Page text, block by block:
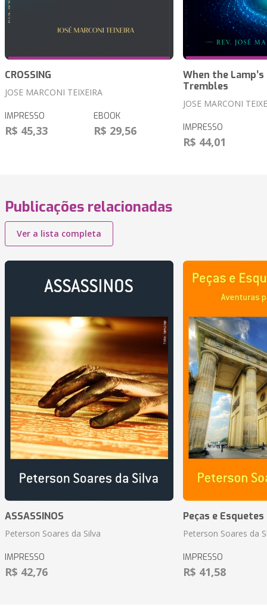
CROSSING
JOSE MARCONI TEIXEIRA
IMPRESSO
R$ 45,33
EBOOK
R$ 29,56
When the
Trembles
JOSE MARCONI
IMPRESSO
R$ 44,01
Publicações relacionadas
Ver a lista completa
ASSASSINOS
Peterson Soares da Silva
IMPRESSO
R$ 42,76
Peças e
Peterson Soares da
IMPRESSO
R$ 41,58